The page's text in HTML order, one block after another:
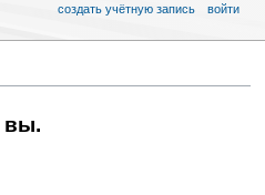
вы.
создать учётную запись войти